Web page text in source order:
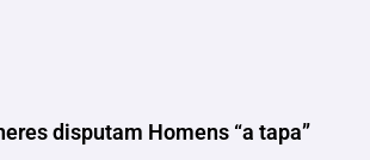
disputam Homens “a tapa”